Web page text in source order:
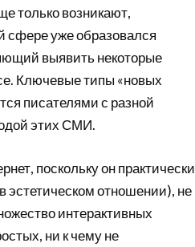
только возникают,
сфере уже образовался
выявить некоторые
Ключевые типы «новых
писателями с разной
этих СМИ.
поскольку он практически
эстетическом отношении), не
интерактивных
ни к чему не